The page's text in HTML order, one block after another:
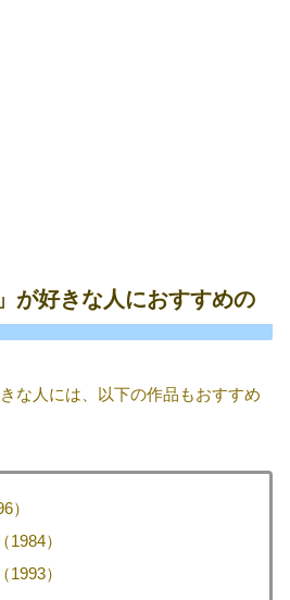
が好きな人におすすめの
な人には、以下の作品もおすすめ
）
）
）